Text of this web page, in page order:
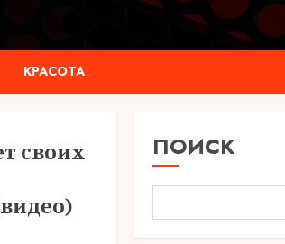
КРАСОТА
своих
ПОИСК